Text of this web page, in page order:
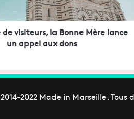
visiteurs, la Bonne Mère lance
un appel aux dons
2022 Made in Marseille. Tous